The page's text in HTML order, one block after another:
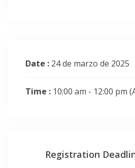
Date : 24 de marzo de 2025
Time : 10:00 am - 12:00 pm
Registration